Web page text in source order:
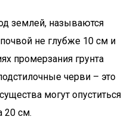
землей, называются
не глубже 10 см и
промерзания грунта
черви – это
могут опуститься
20 см.